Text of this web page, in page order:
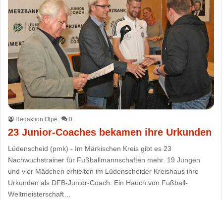
Redaktion Olpe 0
23 Junior-Coaches bekamen ihre Urkunden
Lüdenscheid (pmk) - Im Märkischen Kreis gibt es 23
Nachwuchstrainer für Fußballmannschaften mehr. 19 Jungen
und vier Mädchen erhielten im Lüdenscheider Kreishaus ihre
Urkunden als DFB-Junior-Coach. Ein Hauch von Fußball-
Weltmeisterschaft…